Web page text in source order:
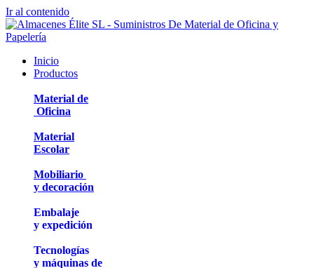
Ir al contenido
Inicio
Productos
Material de
Oficina
Material
Escolar
Mobiliario
y decoración
Embalaje
y expedición
Tecnologías
y máquinas de